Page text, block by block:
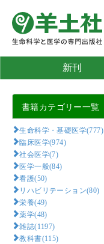
新刊
書籍カテゴリー一覧
生命科学・基礎医学(777)
臨床医学(974)
社会医学(7)
医学一般(84)
看護(50)
リハビリテーション(80)
栄養(49)
薬学(48)
雑誌(1197)
教科書(115)